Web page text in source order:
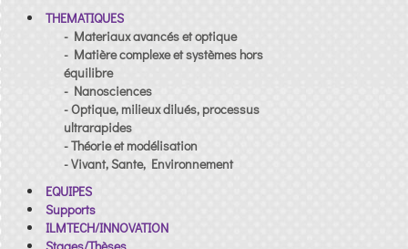
THEMATIQUES
- Materiaux avancés et optique
- Matière complexe et systèmes hors
équilibre
- Nanosciences
- Optique, milieux dilués, processus
ultrarapides
- Théorie et modélisation
- Vivant, Sante, Environnement
EQUIPES
Supports
ILMTECH/INNOVATION